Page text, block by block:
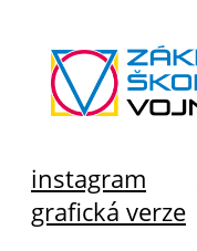
instagram
grafická verze